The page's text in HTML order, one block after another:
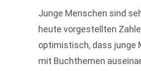
Junge Menschen sind
heute vorgestellten
optimistisch, dass junge
mit Buchthemen